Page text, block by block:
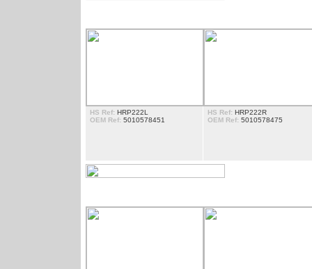
HS Ref: HRP222L
OEM Ref: 5010578451
HS Ref: HRP222R
OEM Ref: 5010578475